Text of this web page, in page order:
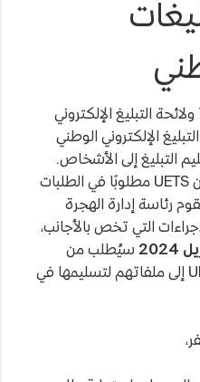
وفقًا لقانون التبليغ المرقم 7201 ولائحة التبليغ الإلكتروني
التبليغ الإلكتروني الوطني
وفي نفس المنوال، سيكون عنوان UETS مطلوبًا في الطلبات
رئاسة إدارة الهجرة
التي تخص بالأجانب،
سيُطلب من
الأجانب إضافة نموذج طلب UETS إلى ملفاتهم لتسليمها في